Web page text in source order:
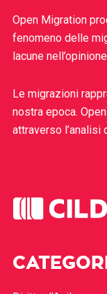
Open Migration
fenomeno delle
lacune
Le migrazioni
nostra epoca.
attraverso l’analisi